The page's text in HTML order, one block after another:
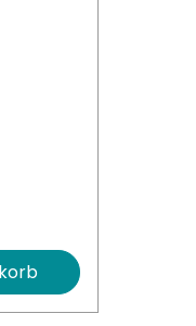
Wert ein
Gib den